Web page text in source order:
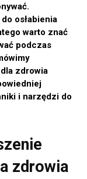
osłabienia
warto znać
podczas
zdrowia
i narzędzi do
zdrowia